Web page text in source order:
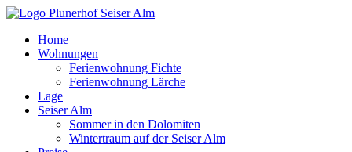
Home
Wohnungen
Ferienwohnung Fichte
Ferienwohnung Lärche
Lage
Seiser Alm
Sommer in den Dolomiten
Wintertraum auf der Seiser Alm